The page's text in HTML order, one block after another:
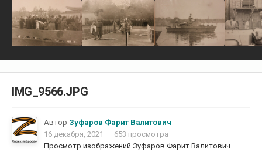
IMG_9566.JPG
Автор Зуфаров Фарит Валитович
16 декабря, 2021
653 просмотра
Просмотр изображений Зуфаров Фарит Валитович